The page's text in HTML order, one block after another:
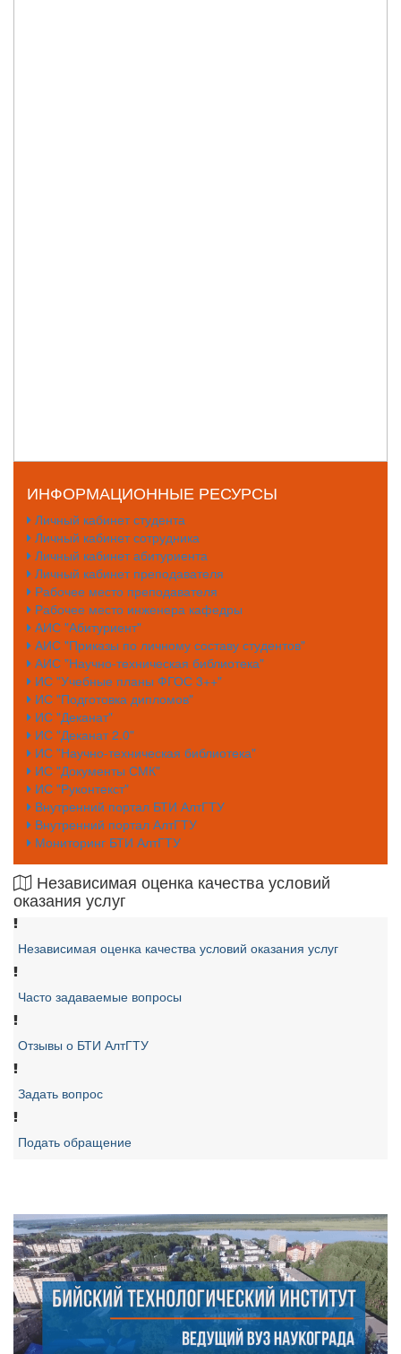
ИНФОРМАЦИОННЫЕ РЕСУРСЫ
Личный кабинет студента
Личный кабинет сотрудника
Личный кабинет абитуриента
Личный кабинет преподавателя
Рабочее место преподавателя
Рабочее место инженера кафедры
АИС "Абитуриент"
АИС "Приказы по личному составу студентов"
АИС "Научно-техническая библиотека"
ИС "Учебные планы ФГОС 3++"
ИС "Подготовка дипломов"
ИС "Деканат"
ИС "Деканат 2.0"
ИС "Научно-техническая библиотека"
ИС "Документы СМК"
ИС "Руконтекст"
Внутренний портал БТИ АлтГТУ
Внутренний портал АлтГТУ
Мониторинг БТИ АлтГТУ
Независимая оценка качества условий
оказания услуг
Независимая оценка качества условий оказания услуг
Часто задаваемые вопросы
Отзывы о БТИ АлтГТУ
Задать вопрос
Подать обращение